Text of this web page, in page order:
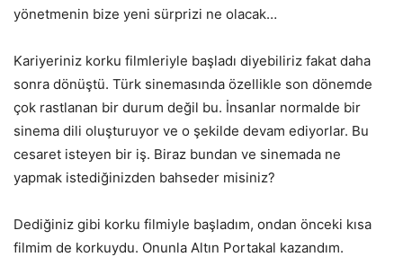
yönetmenin bize yeni sürprizi ne olacak…
Kariyeriniz korku filmleriyle başladı diyebiliriz fakat daha
sonra dönüştü. Türk sinemasında özellikle son dönemde
çok rastlanan bir durum değil bu. İnsanlar normalde bir
sinema dili oluşturuyor ve o şekilde devam ediyorlar. Bu
cesaret isteyen bir iş. Biraz bundan ve sinemada ne
yapmak istediğinizden bahseder misiniz?
Dediğiniz gibi korku filmiyle başladım, ondan önceki kısa
filmim de korkuydu. Onunla Altın Portakal kazandım.